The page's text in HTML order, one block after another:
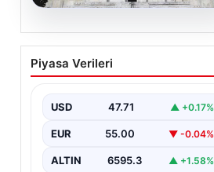
06.08.2026
Fed faizi sabit tuttu
Piyasa Verileri
USD 47.71 ▲ +0.17%
EUR 55.00 ▼ -0.04%
ALTIN 6595.3 ▲ +1.58%